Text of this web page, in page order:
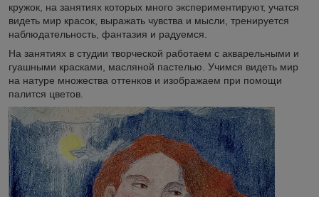
кружок, на занятиях которых много экспериментируют, учатся
видеть мир красок, выражать чувства и мысли, тренируется
наблюдательность, фантазия и радуемся.
На занятиях в студии творческой работаем с акварельными и
гуашными красками, масляной пастелью. Учимся видеть мир
на натуре множества оттенков и изображаем при помощи
палится цветов.